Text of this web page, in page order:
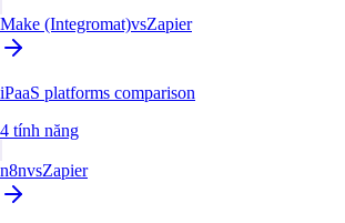
Make (Integromat)vsZapier
iPaaS platforms comparison
4 tính năng
n8nvsZapier